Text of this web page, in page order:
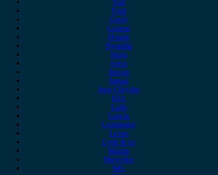
Fiat
Ford
Geely
Gonow
Honda
Hyundai
Isuzu
iveco
Jaecoo
Jaguar
Jeep Chrysler
KIA
Lada
Lancia
Leapmotor
Lexus
Lynk & co
Mazda
Mercedes
MG